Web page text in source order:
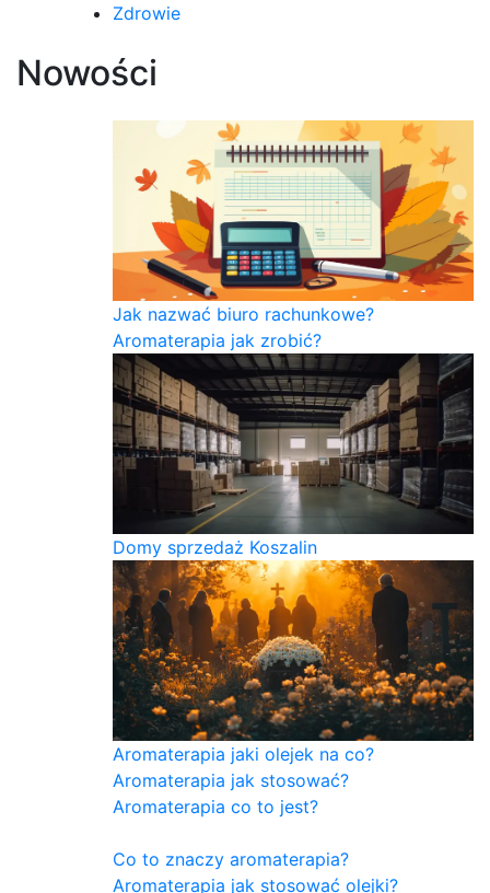
Zdrowie
Nowości
Jak nazwać biuro rachunkowe?
Aromaterapia jak zrobić?
Domy sprzedaż Koszalin
Aromaterapia jaki olejek na co?
Aromaterapia jak stosować?
Aromaterapia co to jest?
Co to znaczy aromaterapia?
Aromaterapia jak stosować olejki?